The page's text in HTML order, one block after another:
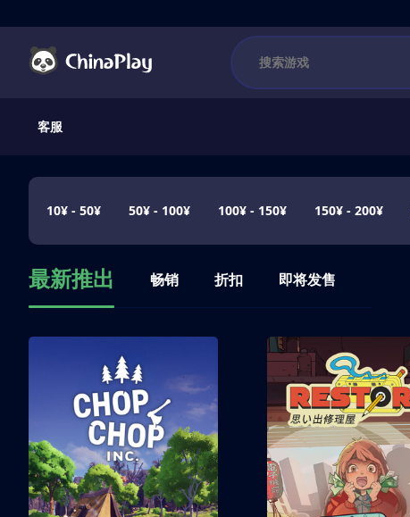
客服
10¥ - 50¥ 50¥ - 100¥ 100¥ - 150¥ 150¥ - 200¥
最新推出 畅销 折扣 即将发售